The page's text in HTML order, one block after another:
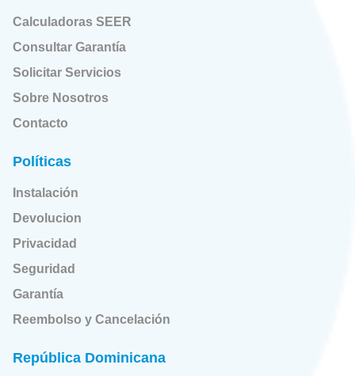
Calculadoras SEER
Consultar Garantía
Solicitar Servicios
Sobre Nosotros
Contacto
Políticas
Instalación
Devolucion
Privacidad
Seguridad
Garantía
Reembolso y Cancelación
República Dominicana